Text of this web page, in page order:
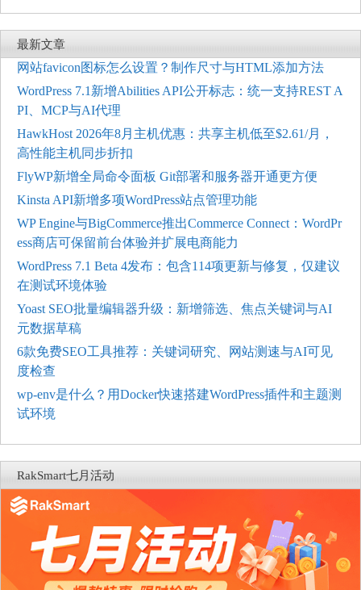
最新文章
网站favicon图标怎么设置？制作尺寸与HTML添加方法
WordPress 7.1新增Abilities API公开标志：统一支持REST A
PI、MCP与AI代理
HawkHost 2026年8月主机优惠：共享主机低至$2.61/月，
高性能主机同步折扣
FlyWP新增全局命令面板 Git部署和服务器开通更方便
Kinsta API新增多项WordPress站点管理功能
WP Engine与BigCommerce推出Commerce Connect：WordPr
ess商店可保留前台体验并扩展电商能力
WordPress 7.1 Beta 4发布：包含114项更新与修复，仅建议
在测试环境体验
Yoast SEO批量编辑器升级：新增筛选、焦点关键词与AI
元数据草稿
6款免费SEO工具推荐：关键词研究、网站测速与AI可见
度检查
wp-env是什么？用Docker快速搭建WordPress插件和主题测
试环境
RakSmart七月活动